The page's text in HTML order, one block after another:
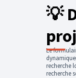
💡
Le
recherche
recherche